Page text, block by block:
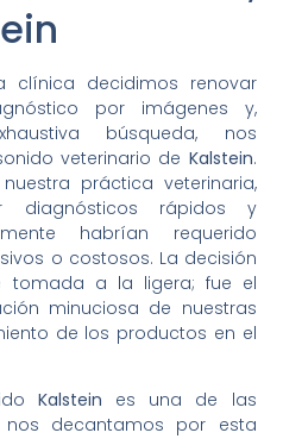
clínica decidimos renovar
por imágenes y,
búsqueda, nos
veterinario de Kalstein.
práctica veterinaria,
diagnósticos rápidos y
habrían requerido
o costosos. La decisión
tomada a la ligera; fue el
minuciosa de nuestras
de los productos en el
Kalstein es una de las
decantamos por esta